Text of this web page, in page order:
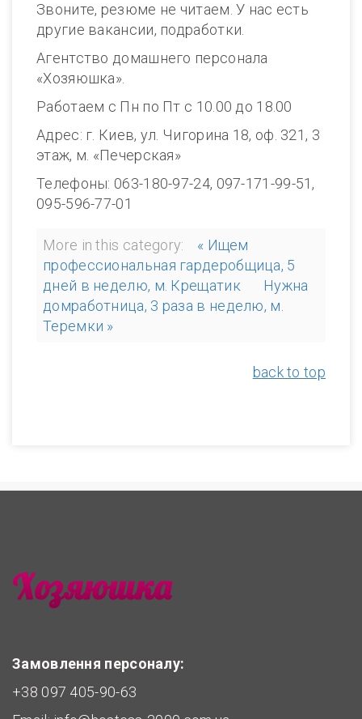
Звоните, резюме не читаем. У нас есть
другие вакансии, подработки.
Агентство домашнего персонала
«Хозяюшка».
Работаем с Пн по Пт с 10.00 до 18.00
Адрес: г. Киев, ул. Чигорина 18, оф. 321, 3
этаж, м. «Печерская»
Телефоны: 063-180-97-24, 097-171-99-51,
095-596-77-01
More in this category:
« Ищем
профессиональная гардеробщица, 5
дней в неделю, м. Крещатик
Нужна
домработница, 3 раза в неделю, м.
Теремки »
back to top
Замовлення персоналу:
+38 097 405-90-63